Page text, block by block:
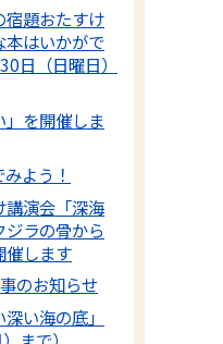
宿題おたすけ
本はいかがで
日（日曜日）
」を開催しま
よう！
講演会「深海
ラの骨から
催します
のお知らせ
い海の底」